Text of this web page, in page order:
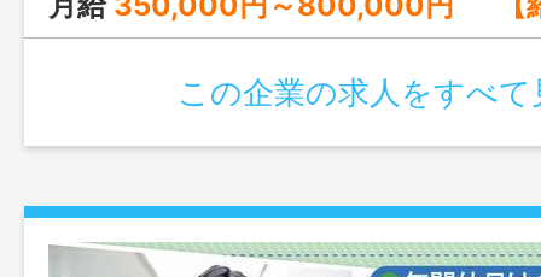
この企業の求人をすべて